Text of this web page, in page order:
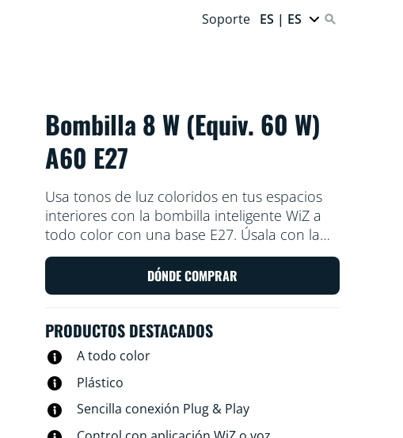
Soporte ES | ES
Bombilla 8 W (Equiv. 60 W)
A60 E27
Usa tonos de luz coloridos en tus espacios
interiores con la bombilla inteligente WiZ a
todo color con una base E27. Úsala con la
aplicación WiZ o con tu propia voz para
reducir y aumentar el brillo o para usar
modos de luz preestablecidos en los ajustes
DÓNDE COMPRAR
PRODUCTOS DESTACADOS
A todo color
Plástico
Sencilla conexión Plug & Play